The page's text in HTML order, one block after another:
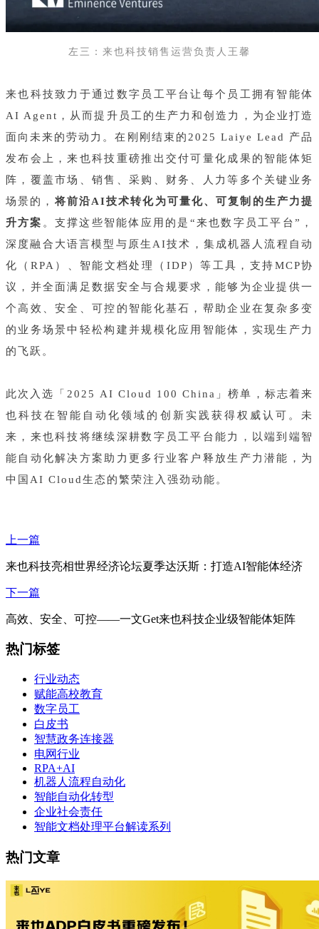
左三：来也科技销售运营负责人王馨
来也科技致力于通过数字员工平台让每个员工拥有智能体
AI Agent，从而提升员工的生产力和创造力，为企业打造
面向未来的劳动力。在刚刚结束的2025 Laiye Lead 产品
发布会上，来也科技重磅推出交付可量化成果的智能体矩
阵，覆盖市场、销售、采购、财务、人力等多个关键业务
场景的，将前沿AI技术转化为可量化、可复制的生产力提
升方案 。支撑这些智能体应用的是“来也数字员工平台”，
深度融合大语言模型与原生AI技术，集成机器人流程自动
化（RPA）、智能文档处理（IDP）等工具，支持MCP协
议，并全面满足数据安全与合规要求，能够为企业提供一
个高效、安全、可控的智能化基石，帮助企业在复杂多变
的业务场景中轻松构建并规模化应用智能体，实现生产力
的飞跃。
此次入选 「2025 AI Cloud 100 China」榜单，标志着来
也科技在智能自动化领域的创新实践获得权威认可。未
来，来也科技将继续深耕数字员工平台能力，以端到端智
能自动化解决方案助力更多行业客户释放生产力潜能，为
中国AI Cloud生态的繁荣注入强劲动能。
上一篇
来也科技亮相世界经济论坛夏季达沃斯：打造AI智能体经济
下一篇
高效、安全、可控——一文Get来也科技企业级智能体矩阵
热门标签
行业动态
赋能高校教育
数字员工
白皮书
智慧政务连接器
电网行业
RPA+AI
机器人流程自动化
智能自动化转型
企业社会责任
智能文档处理平台解读系列
热门文章